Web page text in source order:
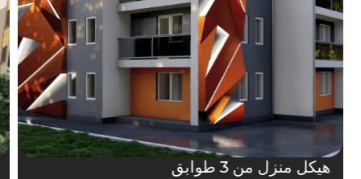
هيكل منزل من 3 طوابق